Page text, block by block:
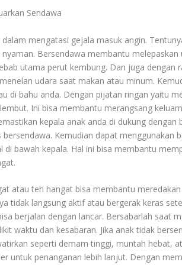
Sendawa
mengatasi gejala masuk angin.
Bersendawa membantu
utama perut kembung. Dan juga dengan
udara saat makan atau minum.
di bahu anda. Dengan pijatan ringan yaitu
Ini bisa membantu merangsang
kepala anak anda di dukung
Kemudian dapat menggunakan
di bawah kepala. Hal ini bisa membantu
atau teh hangat bisa membantu
tidak langsung aktif atau bergerak keras
berjalan dengan lancar. Bersabarlah saat
waktu dan kesabaran. Jika anak tidak
seperti demam tinggi, muntah hebat,
untuk penanganan lebih lanjut. Dengan